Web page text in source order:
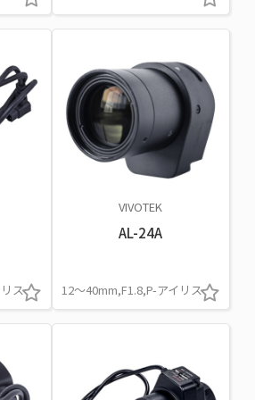
ス
VIVOTEK
AL-24A
12～40mm,F1.8,P-アイリス